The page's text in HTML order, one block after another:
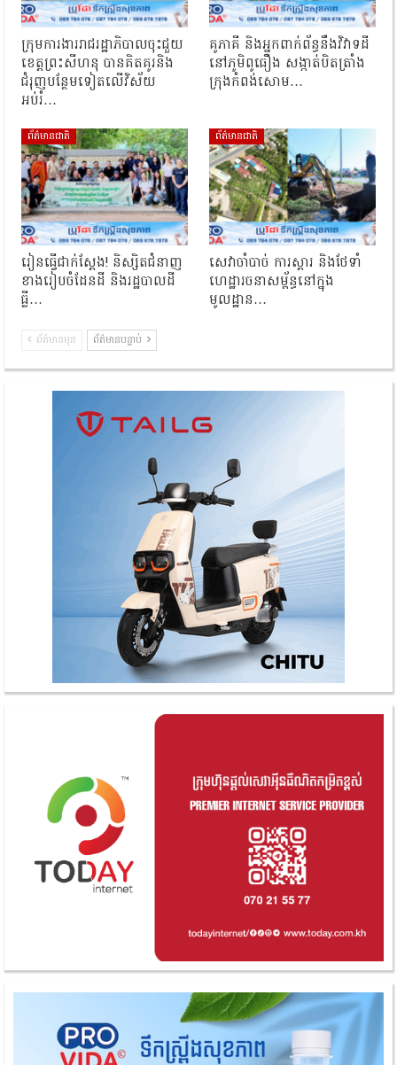
ក្រុមការងាររាជរដ្ឋាភិបាលចុះជួយ
ខេត្តព្រះសីហនុ បានគិតគូរនិង
ជំរុញបន្ថែមទៀតលើវិស័យ
អប់រំ…
គូភាគី និងអ្នកពាក់ព័ន្ធនឹងវិវាទដី
នៅភូមិពូធឿង សង្កាត់បិតត្រាំង
ក្រុងកំពង់សោម…
ព័ត៌មានជាតិ
រៀនធ្វើជាក់ស្ដែង! និស្សិតជំនាញ
ខាងរៀបចំដែនដី និងរដ្ឋបាលដី
ធ្លី…
ព័ត៌មានជាតិ
សេវាចាំបាច់ ការស្តារ និងថែទាំ
ហេដ្ឋារចនាសម្ព័ន្ធនៅក្នុង
មូលដ្ឋាន…
ព័ត៌មានមុន ព័ត៌មានបន្ទាប់